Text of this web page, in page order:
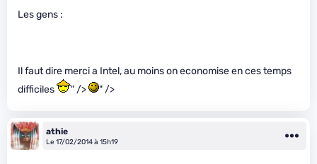
Les gens :
Il faut dire merci a Intel, au moins on economise en ces temps
difficiles
" /> " />
athie
Le 17/02/2014 à 15h19